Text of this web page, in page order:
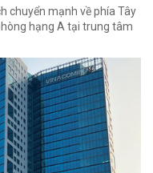
chuyển mạnh về phía Tây
hạng A tại trung tâm